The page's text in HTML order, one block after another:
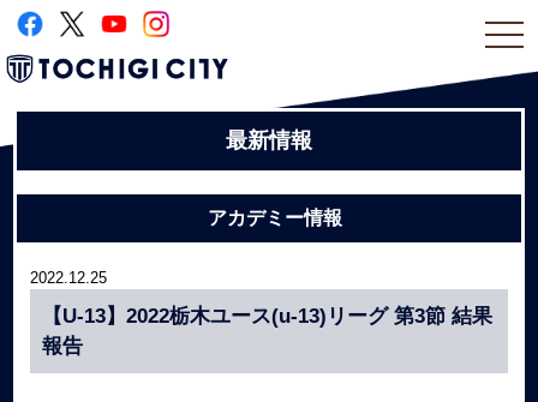
最新情報
アカデミー情報
2022.12.25
【U-13】2022栃木ユース(u-13)リーグ 第3節 結果
報告